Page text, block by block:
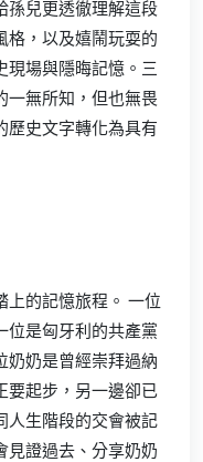
孫兒更透徹理解這段
格，以及嬉鬧玩耍的
現場與隱晦記憶。三
一無所知，但也無畏
歷史文字轉化為具有
上的記憶旅程。 一位
位是匈牙利的共產黨
奶奶是曾經崇拜過納
要起步，另一邊卻已
人生階段的交會被記
見證過去、分享奶奶